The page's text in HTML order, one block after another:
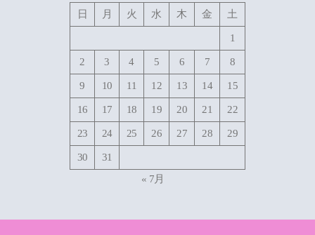
日
月 火 水 木 金 土
1
2 3 4 5 6 7 8
9 10 11 12 13 14 15
16 17 18 19 20 21 22
23 24 25 26 27 28 29
30
31
« 7月